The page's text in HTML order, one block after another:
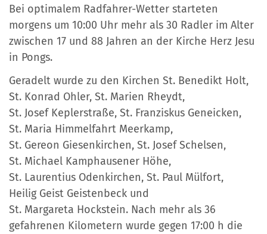
Bei optimalem Radfahrer-Wetter starteten
morgens um 10:00 Uhr mehr als 30 Radler im Alter
zwischen 17 und 88 Jahren an der Kirche Herz Jesu
in Pongs.
Geradelt wurde zu den Kirchen St. Benedikt Holt,
St. Konrad Ohler, St. Marien Rheydt,
St. Josef Keplerstraße, St. Franziskus Geneicken,
St. Maria Himmelfahrt Meerkamp,
St. Gereon Giesenkirchen, St. Josef Schelsen,
St. Michael Kamphausener Höhe,
St. Laurentius Odenkirchen, St. Paul Mülfort,
Heilig Geist Geistenbeck und
St. Margareta Hockstein. Nach mehr als 36
gefahrenen Kilometern wurde gegen 17:00 h die